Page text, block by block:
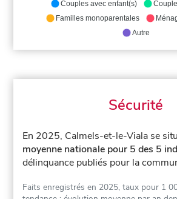
Couples avec enfant(s)
Familles monoparentales
Autre
Sécurité
En 2025, Calmels-et-le-Viala se
moyenne nationale pour 5 des 5
délinquance publiés pour la
Faits enregistrés en 2025, taux pour 1